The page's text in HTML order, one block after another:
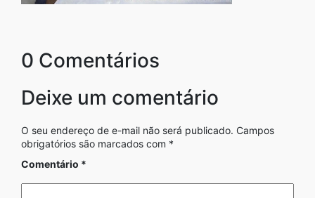
0 Comentários
Deixe um comentário
O seu endereço de e-mail não será publicado. Campos
obrigatórios são marcados com *
Comentário *